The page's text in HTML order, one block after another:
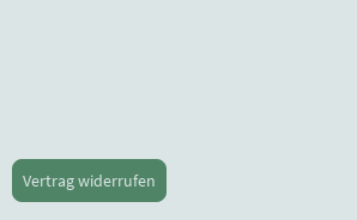
Vertrag widerrufen